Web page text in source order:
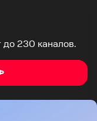
до 230 каналов.